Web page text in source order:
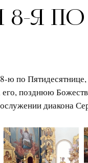
8-Я
ю по
его, позднюю
диакона